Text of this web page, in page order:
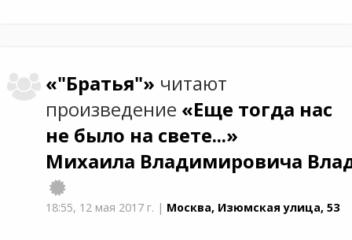
«"Братья"» читают
произведение «Еще тогда нас
не было на свете...»
Михаила Владимировича
18:55, 12 мая 2017 г. | Москва, Изюмская улица, 53